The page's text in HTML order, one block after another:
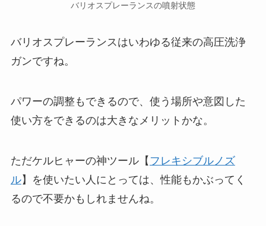
バリオスプレーランスの噴射状態
バリオスプレーランスはいわゆる従来の高圧洗浄
ガンですね。
パワーの調整もできるので、使う場所や意図した
使い方をできるのは大きなメリットかな。
ただケルヒャーの神ツール【 フレキシブルノズ
ル】を使いたい人にとっては、性能もかぶってく
るので不要かもしれませんね。